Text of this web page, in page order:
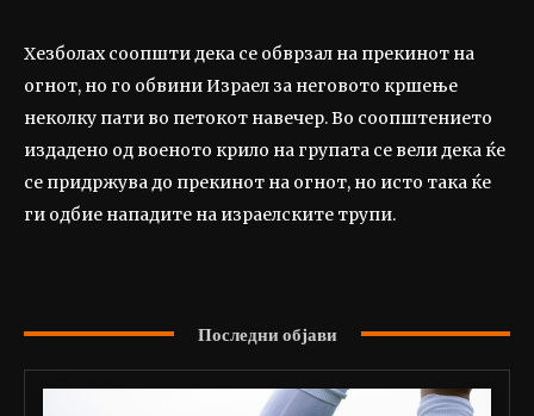
Хезболах соопшти дека се обврзал на прекинот на
огнот, но го обвини Израел за неговото кршење
неколку пати во петокот навечер. Во соопштението
издадено од военото крило на групата се вели дека ќе
се придржува до прекинот на огнот, но исто така ќе
ги одбие нападите на израелските трупи.
Последни објави